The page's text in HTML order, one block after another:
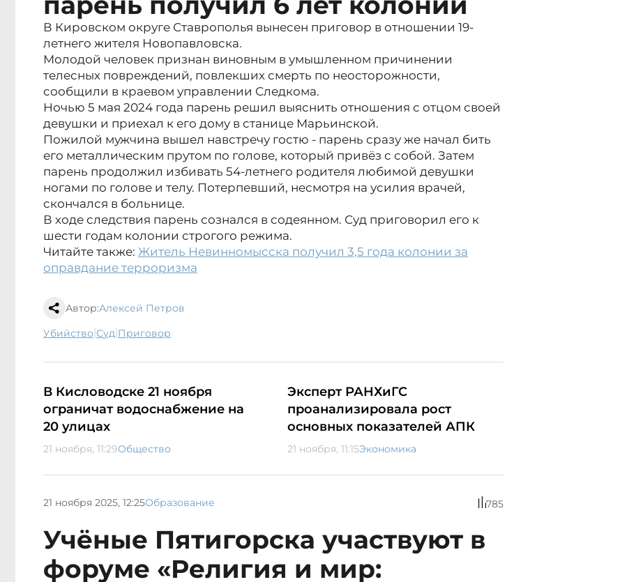
В Кировском округе Ставрополья вынесен приговор в отношении 19-
летнего жителя Новопавловска.
Молодой человек признан виновным в умышленном причинении
телесных повреждений, повлекших смерть по неосторожности,
сообщили в краевом управлении Следкома.
Ночью 5 мая 2024 года парень решил выяснить отношения с отцом своей
девушки и приехал к его дому в станице Марьинской.
Пожилой мужчина вышел навстречу гостю - парень сразу же начал бить
его металлическим прутом по голове, который привёз с собой. Затем
парень продолжил избивать 54-летнего родителя любимой девушки
ногами по голове и телу. Потерпевший, несмотря на усилия врачей,
скончался в больнице.
В ходе следствия парень сознался в содеянном. Суд приговорил его к
шести годам колонии строгого режима.
Читайте также: Житель Невинномысска получил 3,5 года колонии за
оправдание терроризма
Автор:Алексей Петров
убийство| суд| приговор
В Кисловодске 21 ноября
ограничат водоснабжение на
20 улицах
21 ноября, 11:29Общество
Эксперт РАНХиГС
проанализировала рост
основных показателей АПК
21 ноября, 11:15Экономика
21 ноября 2025, 12:25Образование 785
Учёные Пятигорска участвуют в
форуме «Религия и мир: